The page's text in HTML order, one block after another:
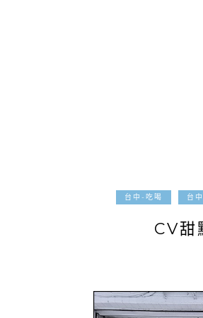
台中-吃喝 台
CV甜